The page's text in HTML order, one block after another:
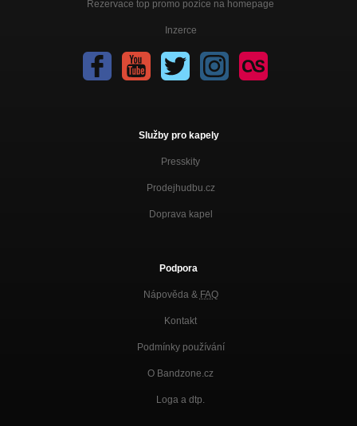
Rezervace top promo pozice na homepage
Inzerce
Služby pro kapely
Presskity
Prodejhudbu.cz
Doprava kapel
Podpora
Nápověda & FAQ
Kontakt
Podmínky používání
O Bandzone.cz
Loga a dtp.